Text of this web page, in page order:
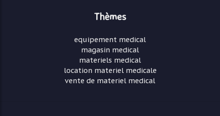
Thèmes
equipement medical
magasin medical
materiels medical
location materiel medicale
vente de materiel medical